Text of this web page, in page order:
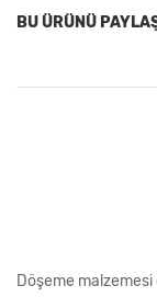
BU ÜRÜNÜ
Döşeme malzemesi